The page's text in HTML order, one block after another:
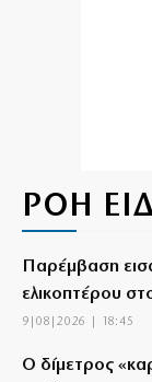
ΡΟΗ
Παρέμβαση
ελικοπτέρου
9|08|2026 | 18:45
Ο δίμετρος